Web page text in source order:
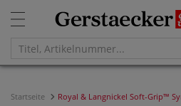
Startseite
Royal & Langnickel Soft-Grip™